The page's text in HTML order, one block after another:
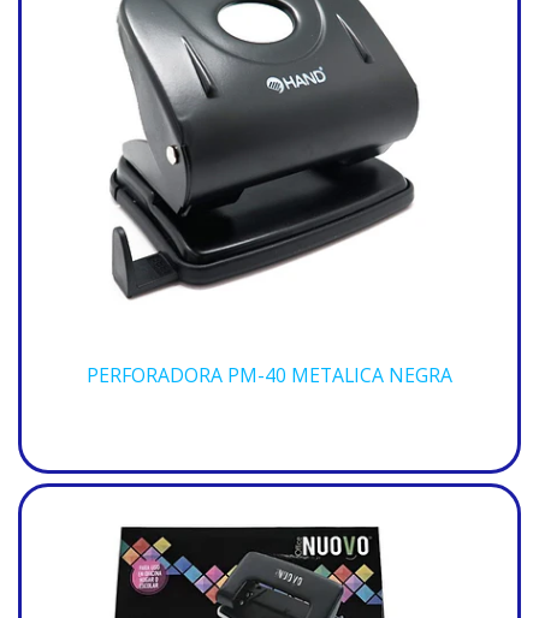
PERFORADORA PM-40 METALICA NEGRA